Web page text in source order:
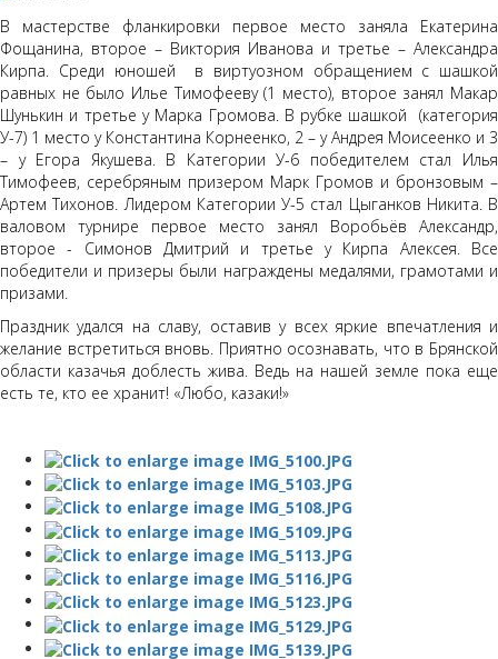
В мастерстве фланкировки первое место заняла Екатерина
Фощанина, второе – Виктория Иванова и третье – Александра
Кирпа. Среди юношей в виртуозном обращением с шашкой
равных не было Илье Тимофееву (1 место), второе занял Макар
Шунькин и третье у Марка Громова. В рубке шашкой (категория
У-7) 1 место у Константина Корнеенко, 2 – у Андрея Моисеенко и 3
– у Егора Якушева. В Категории У-6 победителем стал Илья
Тимофеев, серебряным призером Марк Громов и бронзовым –
Артем Тихонов. Лидером Категории У-5 стал Цыганков Никита. В
валовом турнире первое место занял Воробьёв Александр,
второе - Симонов Дмитрий и третье у Кирпа Алексея. Все
победители и призеры были награждены медалями, грамотами и
призами.
Праздник удался на славу, оставив у всех яркие впечатления и
желание встретиться вновь. Приятно осознавать, что в Брянской
области казачья доблесть жива. Ведь на нашей земле пока еще
есть те, кто ее хранит! «Любо, казаки!»